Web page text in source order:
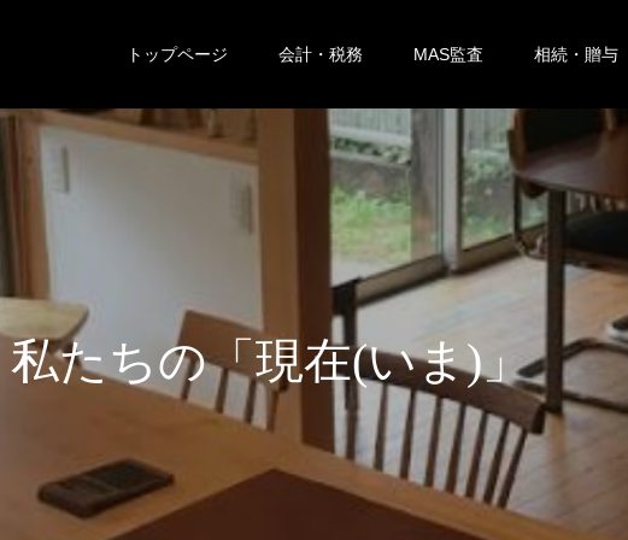
トップページ 会計・税務 MAS監査 相続・贈与
ちの「現在(いま)」を お 伝